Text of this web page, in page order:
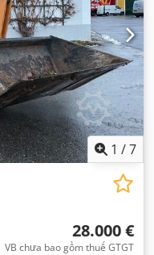
1 /7
28.000 €
VB chưa bao gồm thuế GTGT